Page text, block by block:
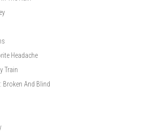
Headache
Train
Broken And Blind